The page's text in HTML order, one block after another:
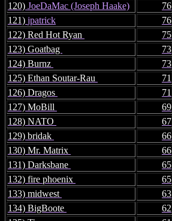
120) JoeDaMac (Joseph Haake) 76
121) jpatrick 76
122) Red Hot Ryan
75
123) Goatbag
73
124) Burnz
73
125) Ethan Soutar-Rau
71
126) Dragos
71
127) MoBill
69
128) NATO
67
129) bridak
66
130) Mr. Matrix
66
131) Darksbane
65
132) fire phoenix
65
133) midwest
63
134) BigBoote
62